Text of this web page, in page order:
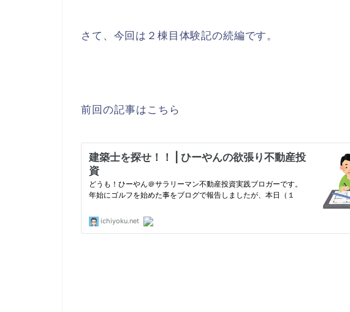
さて、今回は２棟目体験記の続編です。
前回の記事はこちら